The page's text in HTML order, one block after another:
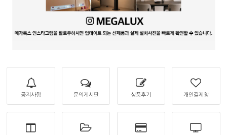
공지사항 문의게시판 상품후기 개인결제창